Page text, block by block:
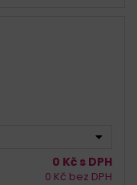
0 Kč s DPH
0 Kč bez DPH